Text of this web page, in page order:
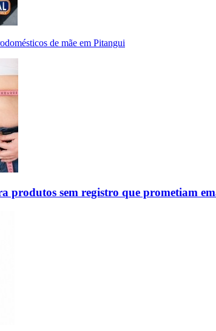
de mãe em Pitangui
produtos sem registro que prometiam